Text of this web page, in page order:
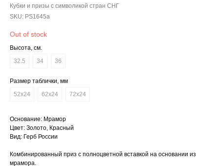
Кубки и призы с символикой стран СНГ
SKU: PS1645a
Out of stock
Высота, см.
32.5
34 36
Размер таблички, мм
52x24
62x24 72x24
Основание: Мрамор
Цвет: Золото, Красный
Вид: Герб России
Комбинированный приз с полноцветной вставкой на основании из
мрамора.